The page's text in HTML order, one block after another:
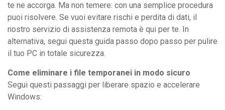
te ne accorga. Ma non temere: con una semplice procedura
puoi risolvere. Se vuoi evitare rischi e perdita di dati, il
nostro servizio di assistenza remota è qui per te. In
alternativa, segui questa guida passo dopo passo per pulire
il tuo PC in totale sicurezza.
Come eliminare i file temporanei in modo sicuro
Segui questi passaggi per liberare spazio e accelerare
Windows: